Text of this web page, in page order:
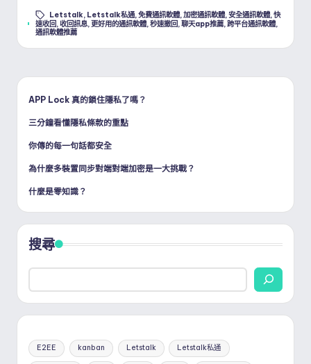
Tags:
Letstalk, Letstalk私通,免費通訊軟體,加密通訊軟體,安全通訊軟體,快
速收回,收回訊息, 更好用的通訊軟體,秒速撤回,聊天app推薦,跨平台通訊軟體,
通訊軟體推薦
APP Lock 真的鎖住隱私了嗎？
三分鐘看懂隱私條款的重點
你傳的每一句話都安全
為什麼多裝置同步對端對端加密是一大挑戰？
什麼是零知識？
搜尋
E2EE kanban Letstalk Letstalk私通